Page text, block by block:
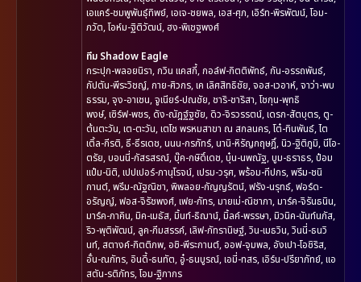
เอแคร์-ชมพูพันธุ์ทิพย์, เอเจ-ชยพล, เอส-ศุภ, เอิร์ท-พิรพัฒน์, โอม-
ภวัต, โอห์ม-ฐิติวัฒน์, ฮง-พิเชฐพงศ์
ทีม Shadow Eagle
กระปุก-พลอยนิรา, กวิน แคสกี้, กอล์ฟ-กิตติพัทธ์, กัน-อรรถพันธ์,
กัปตัน-พีระวิชญ์, กาย-ศิวกร, เค เลิศสิทธิชัย, จอส-เวอาห์, จาว่า-พบ
ธรรม, จุง-อาเชน, จูเนียร์-ปณชัย, ชาริ-ชาริสา, โชกุน-พุทธิ
พงษ์, เซิร์ฟ-พชร, ดัง-ณัฎฐ์ฐชัย, ดิว-จิรวรรตน์, เดรก-สัตบุตร, ตู-
ต้นตะวัน, เต-ตะวัน, เตโช พรหมสาขา ณ สกลนคร, โต๋-ทินพันธ์, ไต
เติ้ล-กีรติ, ธี-ธีรเดช, นนน-กรภัทร์, นานิ-หิรัญกฤษฎิ์, นิว-ฐิติภูมิ, นีโอ-
ตรัย, บอนนี่-ภัสรสรณ์, บุ๊ค-กษิดิ์เดช, บุ๋น-นพณัฐ, บูม-ธราธร, ป๋อม
แป๋ม-นิติ, เปปเปอร์-ภานุโรจน์, เปรม-วรุศ, พร้อม-ทีปกร, พรีม-ชนิ
กานต์, พรีม-ณัฐณิชา, พิพลอย-กัญญรัตน์, ฟรัง-นรุทธ์, ฟอร์ด-
อรัญญ์, ฟอส-จิรัชพงศ์, เฟย-ภัทร, มายเม่-ณิชาภา, มาร์ค-จิรันธนิน,
มาร์ค-ภาคิน, มิค-เมธัส, มิ้นท์-ธิฌาน์, มิ้ลค์-พรรษา, มิวนิค-นันท์นภัส,
ริว-พุติพัฒน์, ลูค-ภีมสรรค์, เลิฟ-ภัทรานิษฐ์, วิน-เมธวิน, วินนี่-ธนวิ
นท์, สตางค์-กิตติภพ, อชิ-พีระกานต์, ออฟ-จุมพล, อังเปา-โอชิริส,
อั๋น-ณภัทร, อินดี้-ธนทัต, อู๋-ธนบูรณ์, เอมี่-ทสร, เอิร์น-ปรียาภัทย์, แอ
สตัน-รติภัทร, โอม-ฐิภากร